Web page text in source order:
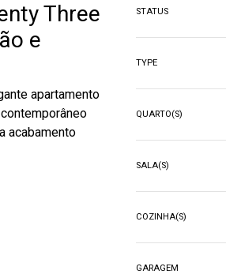
Three
e
apartamento
acabamento
STATUS
TYPE
QUARTO(S)
SALA(S)
COZINHA(S)
GARAGEM